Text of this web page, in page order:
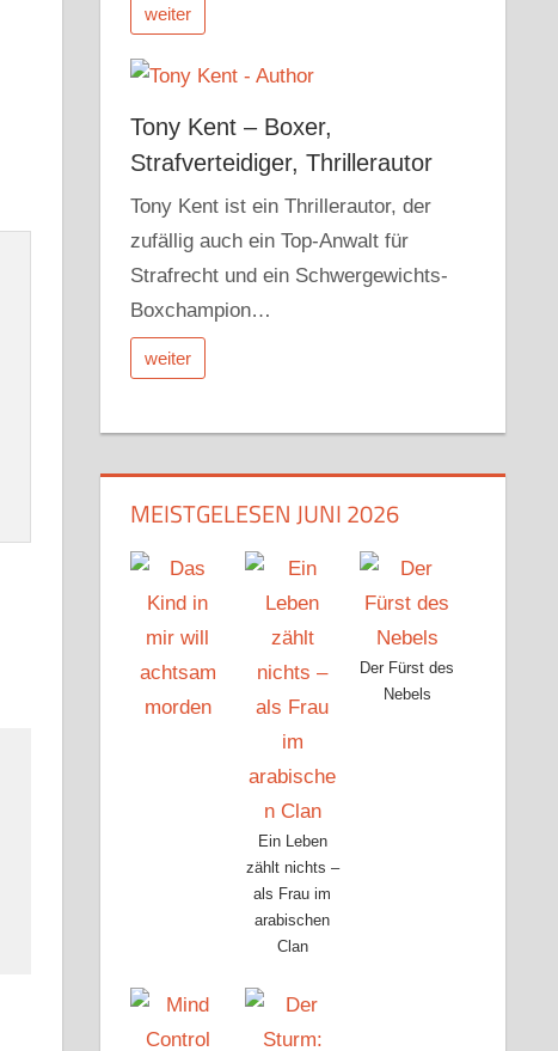
weiter
Tony Kent – Boxer,
Strafverteidiger, Thrillerautor
Tony Kent ist ein Thrillerautor, der
zufällig auch ein Top-Anwalt für
Strafrecht und ein Schwergewichts-
Boxchampion…
weiter
MEISTGELESEN JUNI 2026
Ein Leben
zählt nichts –
als Frau im
arabischen
Clan
Der Fürst des
Nebels